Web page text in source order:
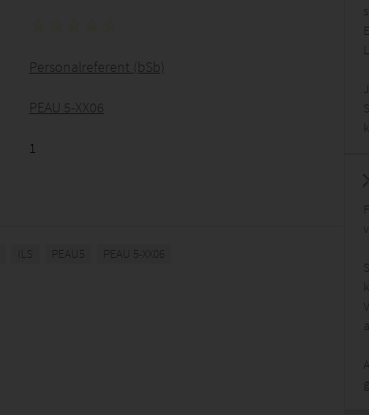
Personalreferent (bSb)
PEAU 5-XX06
1
ILS PEAU5 PEAU 5-XX06